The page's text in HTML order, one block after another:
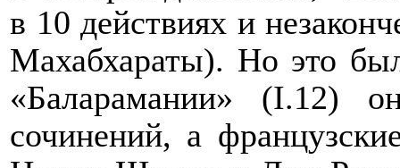
в 10 действиях и
Махабхараты). Но это
«Баларамании» (I.12)
сочинений, а